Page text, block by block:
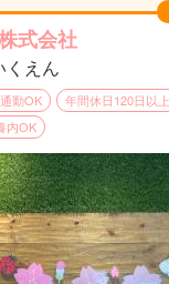
式会社
くえん
勤OK 年間休日120日以上
内OK